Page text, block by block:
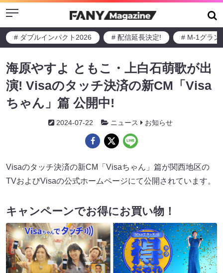
Menu
# ダブルインパクト2026 # 配信延長決定! # M-1グラン
海原やすよ ともこ・上白石萌歌が出
演! Visaのタッチ決済の新CM「Visa
ちゃん」篇 公開中!
2024-07-22 ニュース お知らせ
Visaのタッチ決済の新CM「Visaちゃん」篇が関西地区の
TVおよびVisaの公式ホームページにて公開されています。
キャンペーンでお得にお買い物！